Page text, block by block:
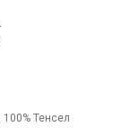
Тенсел